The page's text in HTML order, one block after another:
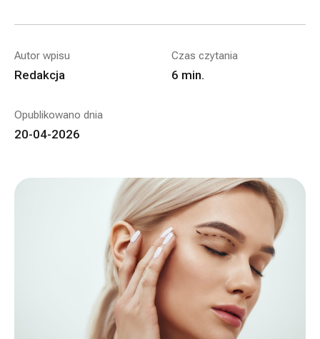
Autor wpisu
Redakcja
Czas czytania
6 min.
Opublikowano dnia
20-04-2026